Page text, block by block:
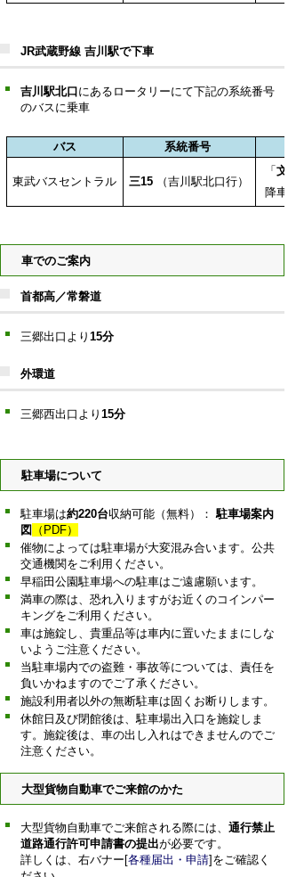
JR武蔵野線 吉川駅で下車
吉川駅北口 にあるロータリーにて下記の系統番号
のバスに乗車
バス 系統番号
東武バスセントラル 三15 （吉川駅北口行）
「
降
車でのご案内
首都高／常磐道
三郷出口より 15分
外環道
三郷西出口より 15分
駐車場について
駐車場は約220台収納可能（無料）： 駐車場案内
図
（PDF）
催物によっては駐車場が大変混み合います。公共
交通機関をご利用ください。
早稲田公園駐車場への駐車はご遠慮願います。
満車の際は、恐れ入りますがお近くのコインパー
キングをご利用ください。
車は施錠し、貴重品等は車内に置いたままにしな
いようご注意ください。
当駐車場内での盗難・事故等については、責任を
負いかねますのでご了承ください。
施設利用者以外の無断駐車は固くお断りします。
休館日及び閉館後は、駐車場出入口を施錠しま
す。施錠後は、車の出し入れはできませんのでご
注意ください。
大型貨物自動車でご来館のかた
大型貨物自動車でご来館される際には、 通行禁止
道路通行許可申請書の提出が必要です。
詳しくは、右バナー[各種届出・申請]をご確認く